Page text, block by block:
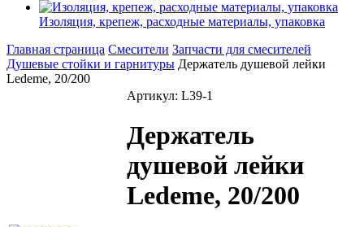
Изоляция, крепеж, расходные материалы, упаковка
Главная страница Смесители Запчасти для смесителей
Душевые стойки и гарнитуры Держатель душевой лейки
Ledeme, 20/200
Артикул: L39-1
Держатель
душевой лейки
Ledeme, 20/200